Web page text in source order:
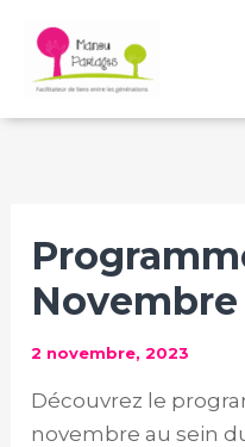
contenu
Novembre
2 novembre, 2023
Découvrez le
novembre au sein